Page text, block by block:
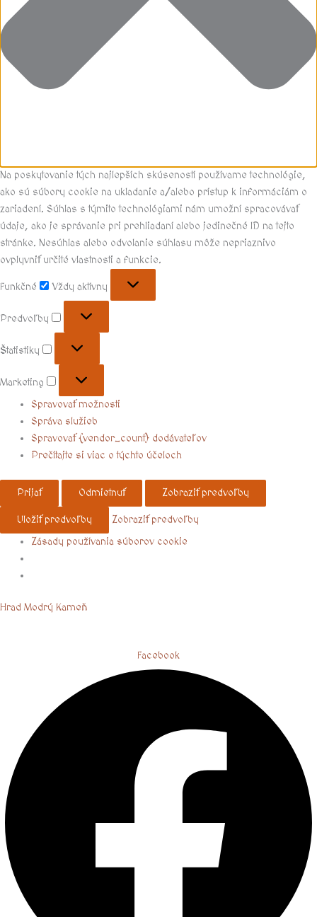
Na poskytovanie tých najlepších skúseností používame technológie,
ako sú súbory cookie na ukladanie a/alebo prístup k informáciám o
zariadení. Súhlas s týmito technológiami nám umožní spracovávať
údaje, ako je správanie pri prehliadaní alebo jedinečné ID na tejto
stránke. Nesúhlas alebo odvolanie súhlasu môže nepriaznivo
ovplyvniť určité vlastnosti a funkcie.
Funkčné Vždy aktívny
Predvoľby
Štatistiky
Marketing
Spravovať možnosti
Správa služieb
Spravovať {vendor_count} dodávateľov
Prečítajte si viac o týchto účeloch
Prijať Odmietnuť Zobraziť predvoľby
Uložiť predvoľby
Zobraziť predvoľby
Zásady používania súborov cookie
Hrad Modrý Kameň
Facebook
Menu